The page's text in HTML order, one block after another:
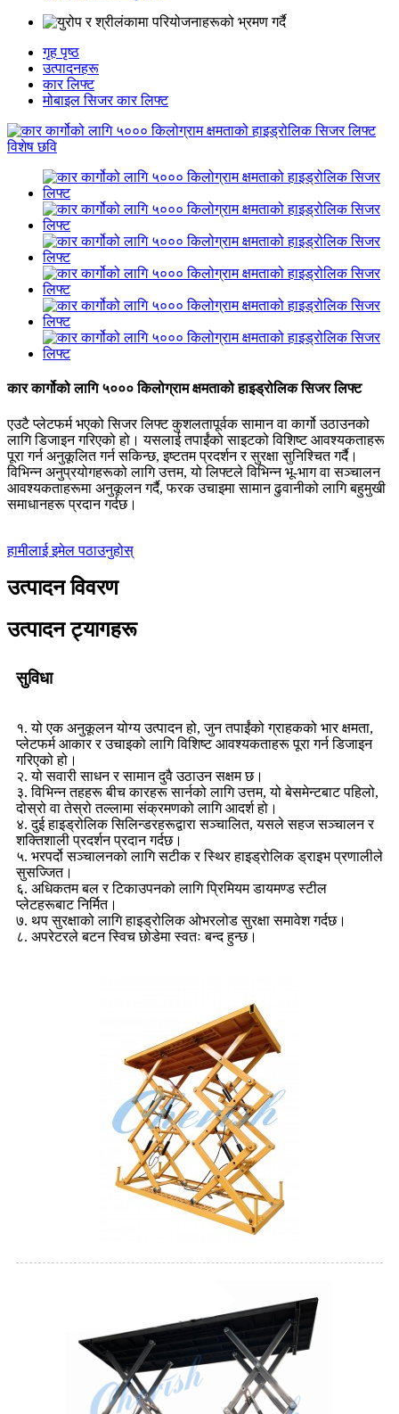
गृह पृष्ठ
उत्पादनहरू
कार लिफ्ट
मोबाइल सिजर कार लिफ्ट
कार कार्गोको लागि ५००० किलोग्राम क्षमताको हाइड्रोलिक सिजर लिफ्ट
एउटै प्लेटफर्म भएको सिजर लिफ्ट कुशलतापूर्वक सामान वा कार्गो उठाउनको
लागि डिजाइन गरिएको हो। यसलाई तपाईंको साइटको विशिष्ट आवश्यकताहरू
पूरा गर्न अनुकूलित गर्न सकिन्छ, इष्टतम प्रदर्शन र सुरक्षा सुनिश्चित गर्दै।
विभिन्न अनुप्रयोगहरूको लागि उत्तम, यो लिफ्टले विभिन्न भू-भाग वा सञ्चालन
आवश्यकताहरूमा अनुकूलन गर्दै, फरक उचाइमा सामान ढुवानीको लागि बहुमुखी
समाधानहरू प्रदान गर्दछ।
हामीलाई इमेल पठाउनुहोस्
उत्पादन विवरण
उत्पादन ट्यागहरू
सुविधा
१. यो एक अनुकूलन योग्य उत्पादन हो, जुन तपाईंको ग्राहकको भार क्षमता,
प्लेटफर्म आकार र उचाइको लागि विशिष्ट आवश्यकताहरू पूरा गर्न डिजाइन
गरिएको हो।
२. यो सवारी साधन र सामान दुवै उठाउन सक्षम छ।
३. विभिन्न तहहरू बीच कारहरू सार्नको लागि उत्तम, यो बेसमेन्टबाट पहिलो,
दोस्रो वा तेस्रो तल्लामा संक्रमणको लागि आदर्श हो।
४. दुई हाइड्रोलिक सिलिन्डरहरूद्वारा सञ्चालित, यसले सहज सञ्चालन र
शक्तिशाली प्रदर्शन प्रदान गर्दछ।
५. भरपर्दो सञ्चालनको लागि सटीक र स्थिर हाइड्रोलिक ड्राइभ प्रणालीले
सुसज्जित।
६. अधिकतम बल र टिकाउपनको लागि प्रिमियम डायमण्ड स्टील
प्लेटहरूबाट निर्मित।
७. थप सुरक्षाको लागि हाइड्रोलिक ओभरलोड सुरक्षा समावेश गर्दछ।
८. अपरेटरले बटन स्विच छोडेमा स्वतः बन्द हुन्छ।